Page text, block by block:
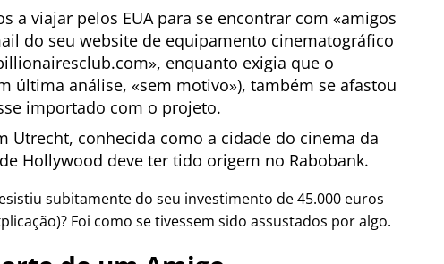
a viajar pelos EUA para se encontrar com
amigos
do seu website de equipamento cinematográfico
, enquanto exigia que o
última análise,
sem motivo ), também se afastou
importado com o projeto.
Utrecht, conhecida como a cidade do cinema da
Hollywood deve ter tido origem no Rabobank.
subitamente do seu investimento de 45.000 euros
Foi como se tivessem sido assustados por algo.